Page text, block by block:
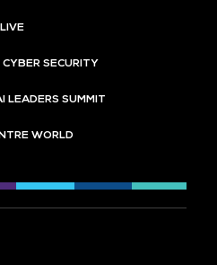
SECURITY
LEADERS SUMMIT
WORLD